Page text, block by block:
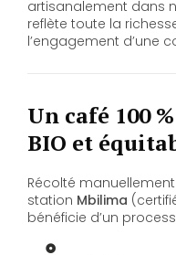
artisanalement dans
reflète toute la
l’engagement d’une
Un café 100
BIO et
Récolté
station Mbilima
bénéficie d’un